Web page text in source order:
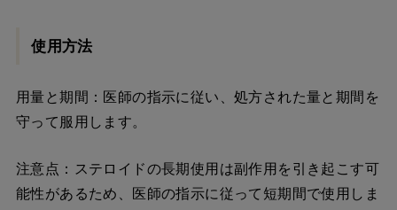
使用方法
用量と期間：医師の指示に従い、処方された量と期間を
守って服用します。
注意点：ステロイドの長期使用は副作用を引き起こす可
能性があるため、医師の指示に従って短期間で使用しま